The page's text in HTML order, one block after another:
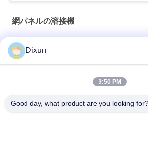
網パネルの溶接機
サーボ モーター引きの網の長さ6mの網パネ
5.5kwクロス ワイヤーのホッパー負荷
Dixun
9:50 PM
Good day, what product are you looking for?